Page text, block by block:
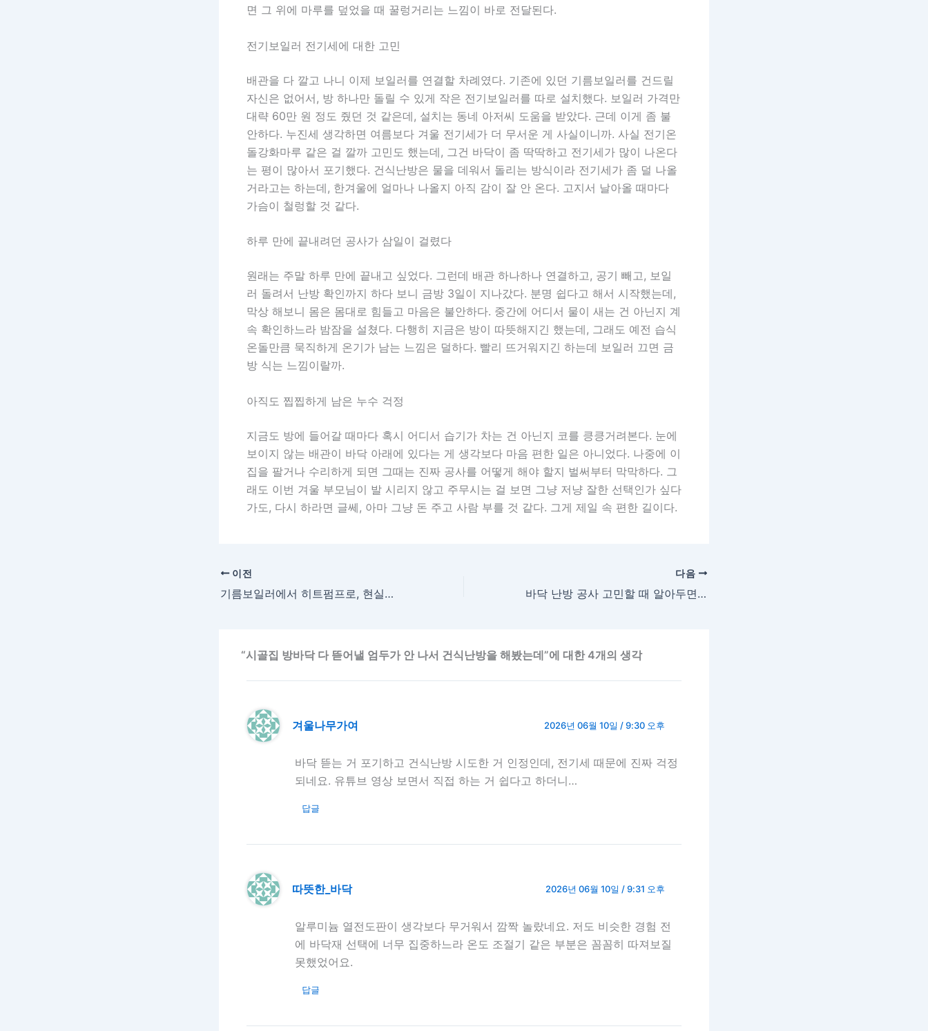
면 그 위에 마루를 덮었을 때 꿀렁거리는 느낌이 바로 전달된다.
전기보일러 전기세에 대한 고민
배관을 다 깔고 나니 이제 보일러를 연결할 차례였다. 기존에 있던 기름보일러를 건드릴
자신은 없어서, 방 하나만 돌릴 수 있게 작은 전기보일러를 따로 설치했다. 보일러 가격만
대략 60만 원 정도 줬던 것 같은데, 설치는 동네 아저씨 도움을 받았다. 근데 이게 좀 불
안하다. 누진세 생각하면 여름보다 겨울 전기세가 더 무서운 게 사실이니까. 사실 전기온
돌강화마루 같은 걸 깔까 고민도 했는데, 그건 바닥이 좀 딱딱하고 전기세가 많이 나온다
는 평이 많아서 포기했다. 건식난방은 물을 데워서 돌리는 방식이라 전기세가 좀 덜 나올
거라고는 하는데, 한겨울에 얼마나 나올지 아직 감이 잘 안 온다. 고지서 날아올 때마다
가슴이 철렁할 것 같다.
하루 만에 끝내려던 공사가 삼일이 걸렸다
원래는 주말 하루 만에 끝내고 싶었다. 그런데 배관 하나하나 연결하고, 공기 빼고, 보일
러 돌려서 난방 확인까지 하다 보니 금방 3일이 지나갔다. 분명 쉽다고 해서 시작했는데,
막상 해보니 몸은 몸대로 힘들고 마음은 불안하다. 중간에 어디서 물이 새는 건 아닌지 계
속 확인하느라 밤잠을 설쳤다. 다행히 지금은 방이 따뜻해지긴 했는데, 그래도 예전 습식
온돌만큼 묵직하게 온기가 남는 느낌은 덜하다. 빨리 뜨거워지긴 하는데 보일러 끄면 금
방 식는 느낌이랄까.
아직도 찝찝하게 남은 누수 걱정
지금도 방에 들어갈 때마다 혹시 어디서 습기가 차는 건 아닌지 코를 킁킁거려본다. 눈에
보이지 않는 배관이 바닥 아래에 있다는 게 생각보다 마음 편한 일은 아니었다. 나중에 이
집을 팔거나 수리하게 되면 그때는 진짜 공사를 어떻게 해야 할지 벌써부터 막막하다. 그
래도 이번 겨울 부모님이 발 시리지 않고 주무시는 걸 보면 그냥 저냥 잘한 선택인가 싶다
가도, 다시 하라면 글쎄, 아마 그냥 돈 주고 사람 부를 것 같다. 그게 제일 속 편한 길이다.
이전
기름보일러에서 히트펌프로, 현실적인 고민과 교체 후기
다음
바닥 난방 공사 고민할 때 알아두면 좋은 현실적인 선택지들
“시골집 방바닥 다 뜯어낼 엄두가 안 나서 건식난방을 해봤는데”에 대한 4개의 생각
겨울나무가여 2026년 06월 10일 / 9:30 오후
바닥 뜯는 거 포기하고 건식난방 시도한 거 인정인데, 전기세 때문에 진짜 걱정
되네요. 유튜브 영상 보면서 직접 하는 거 쉽다고 하더니…
답글
따뜻한_바닥 2026년 06월 10일 / 9:31 오후
알루미늄 열전도판이 생각보다 무거워서 깜짝 놀랐네요. 저도 비슷한 경험 전
에 바닥재 선택에 너무 집중하느라 온도 조절기 같은 부분은 꼼꼼히 따져보질
못했었어요.
답글